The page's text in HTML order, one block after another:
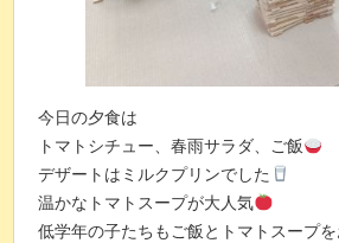
今日の夕食は
トマトシチュー、春雨サラダ、ご飯
デザートはミルクプリンでした
温かなトマトスープが大人気
低学年の子たちもご飯とトマトスープ